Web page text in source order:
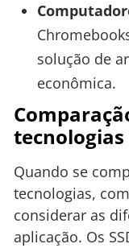
solução de
econômica.
Quando se
tecnologias,
considerar as
aplicação. Os